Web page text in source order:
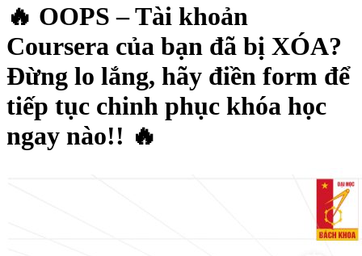
🔥 OOPS – Tài khoản
Coursera của bạn đã bị XÓA?
Đừng lo lắng, hãy điền form để
tiếp tục chinh phục khóa học
ngay nào!! 🔥